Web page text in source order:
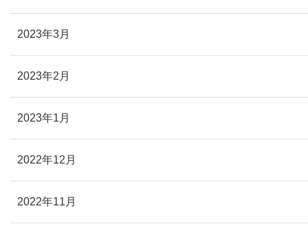
2023年3月
2023年2月
2023年1月
2022年12月
2022年11月